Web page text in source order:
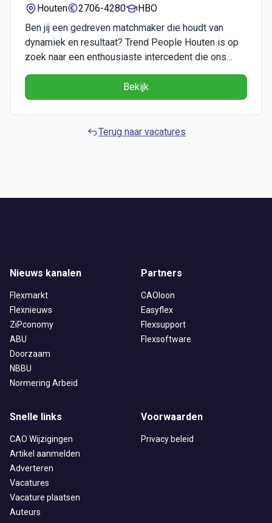
Houten 2706-4280
HBO
Ben jij een gedreven matchmaker die houdt van
dynamiek en resultaat? Trend People Houten is op
zoek naar een enthousiaste intercedent die ons
team komt versterken! Als recruiter én
accountmanager help je bedrijven en
werkzoekenden aan de perfecte match. Klinkt dat
als jouw uitdaging? Lees dan verder! Over het
Bekijk
Terug naar vacatures
Nieuws kanalen
Flexmarkt
Flexnieuws
ZiPconomy
ABU
Doorzaam
NBBU
Normering Arbeid
Partners
CAOloon
Easyflex
Flexsupport
Flexsoftware
Snelle links
CAO Wijzigingen
Artikel aanmelden
Adverteren
Vacatures
Vacature plaatsen
Auteurs
Voorwaarden
Privacy beleid